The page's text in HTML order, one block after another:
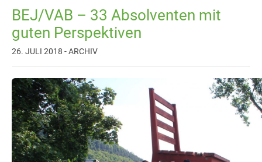
BEJ/VAB – 33 Absolventen mit
guten Perspektiven
26. JULI 2018 - ARCHIV